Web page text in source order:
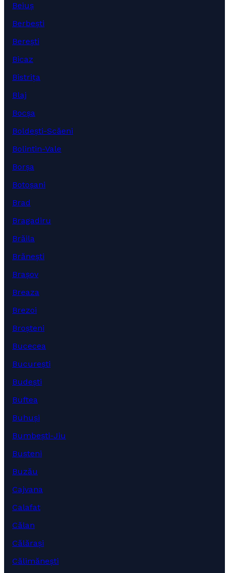
Beiuș
Berbești
Berești
Bicaz
Bistrița
Blaj
Bocșa
Boldești-Scăeni
Bolintin-Vale
Borșa
Botoșani
Brad
Bragadiru
Brăila
Brănești
Brașov
Breaza
Brezoi
Broșteni
Bucecea
București
Budești
Buftea
Buhuși
Bumbești-Jiu
Bușteni
Buzău
Cajvana
Calafat
Călan
Călărași
Călimănești